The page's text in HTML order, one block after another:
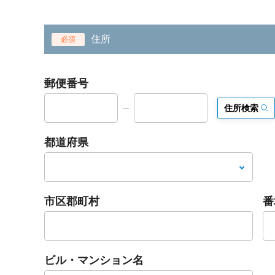
必須 住所
郵便番号
住所検索
都道府県
市区郡町村
ビル・マンション名